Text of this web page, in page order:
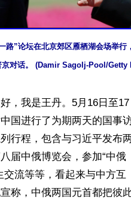
路”论坛在北京郊区雁栖湖会场举
京对话。 (Damir Sagolj-Pool/Getty
，我是王丹。5月16日至17
国进行了为期两天的国事
行程，包含与习近平发布
届中俄博览会，参加“中俄
交流等等，看起来与中方互
称，中俄两国元首都把彼